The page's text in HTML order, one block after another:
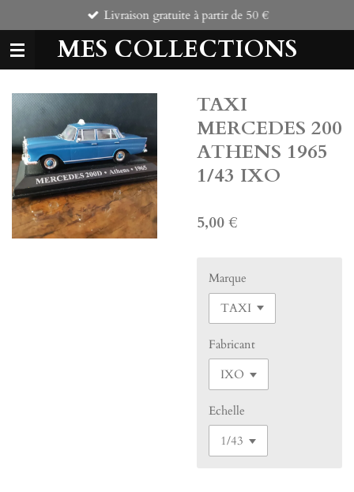
au
contenu
principal
MES COLLECTIONS
Livraison gratuite à partir de 50 €
TAXI
MERCEDES 200
ATHENS 1965
1/43 IXO
5,00 €
Marque
Fabricant
Echelle